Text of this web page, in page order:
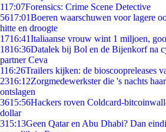
117:07Forensics: Crime Scene Detective
5617:01Boeren waarschuwen voor lagere
hitte en droogte
1716:41Italiaanse vrouw wint 1 miljoen,
1816:36Datalek bij Bol en de Bijenkorf na
partner Ceva
116:26Trailers kijken: de bioscoopreleases
2316:12Zorgmedewerkster die 's nachts
ontslagen
3615:56Hackers roven Coldcard-
dollar
315:13Geen Qatar en Abu Dhabi? Dan